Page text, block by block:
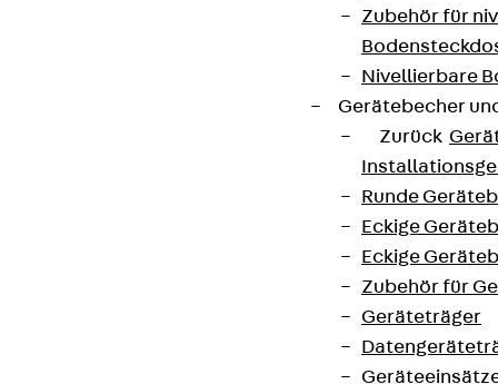
Zubehör für
Nivellierbare
Gerätebecher
Zurück
Runde
Eckige
Eckige
Zubehör für
Geräteträger